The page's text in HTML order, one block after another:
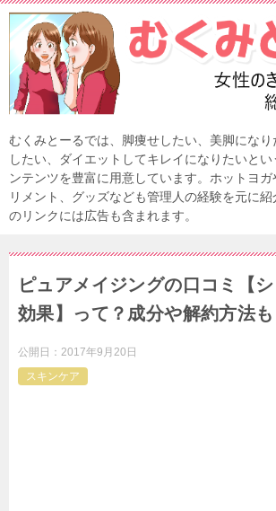
むくみとーるでは、脚痩せしたい、美脚にな
したい、ダイエットしてキレイになりたいと
ンテンツを豊富に用意しています。ホットヨ
リメント、グッズなども管理人の経験を元に
のリンクには広告も含まれます。
ピュアメイジングの口コミ【
効果】って？成分や解約方法も
公開日： 2017年9月20日
スキンケア